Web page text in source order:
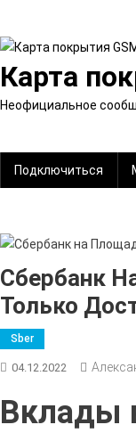
содержимому
Карта
Неофициальное
Подключиться
Сбербанк
Только
Sber
04.12.2022
Вклады